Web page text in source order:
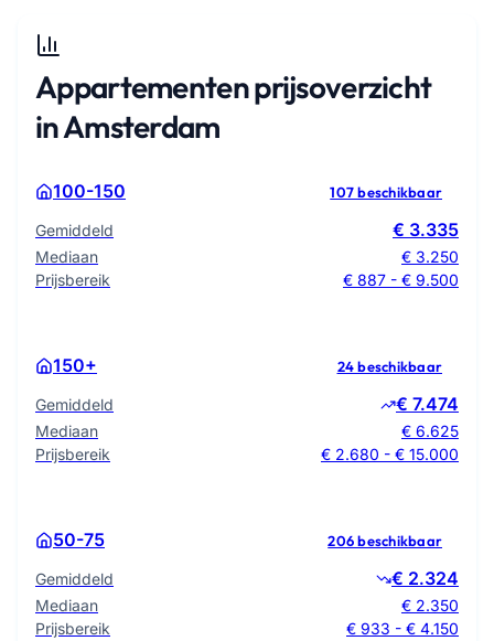
Appartementen prijsoverzicht
in Amsterdam
100-150 107 beschikbaar
Gemiddeld € 3.335
Mediaan
€ 3.250
Prijsbereik
€ 887 - € 9.500
150+ 24 beschikbaar
Gemiddeld € 7.474
Mediaan
€ 6.625
Prijsbereik
€ 2.680 - € 15.000
50-75 206 beschikbaar
Gemiddeld € 2.324
Mediaan
€ 2.350
Prijsbereik
€ 933 - € 4.150